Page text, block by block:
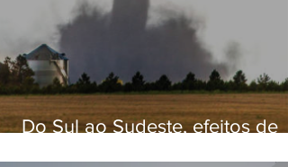
Do Sul ao Sudeste, efeitos de